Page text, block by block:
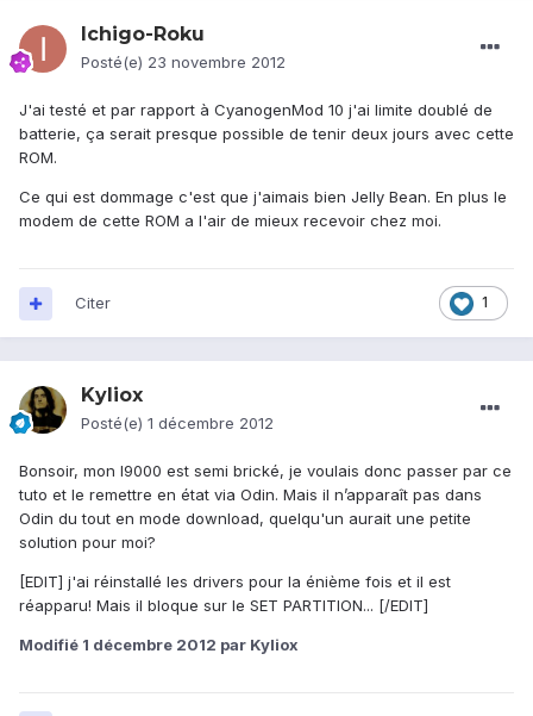
Ichigo-Roku
Posté(e) 23 novembre 2012
J'ai testé et par rapport à CyanogenMod 10 j'ai limite doublé de
batterie, ça serait presque possible de tenir deux jours avec cette
ROM.
Ce qui est dommage c'est que j'aimais bien Jelly Bean. En plus le
modem de cette ROM a l'air de mieux recevoir chez moi.
1
Citer
Kyliox
Posté(e) 1 décembre 2012
Bonsoir, mon I9000 est semi brické, je voulais donc passer par ce
tuto et le remettre en état via Odin. Mais il n’apparaît pas dans
Odin du tout en mode download, quelqu'un aurait une petite
solution pour moi?
[EDIT] j'ai réinstallé les drivers pour la énième fois et il est
réapparu! Mais il bloque sur le SET PARTITION... [/EDIT]
Modifié 1 décembre 2012 par Kyliox